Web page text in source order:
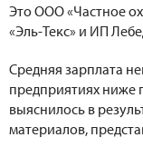
Это ООО «Частное
«Эль-Текс» и ИП
Средняя зарплата
предприятиях ниже
выяснилось в
материалов,